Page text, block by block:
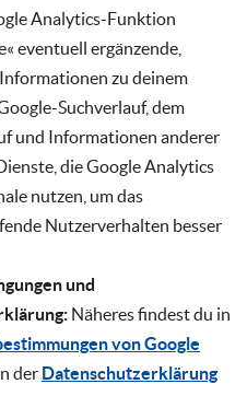
Analytics-Funktion
eventuell ergänzende,
zu deinem
Suchverlauf, dem
und Informationen anderer
die Google Analytics
nutzen, um das
Nutzerverhalten besser
und
Näheres findest du in
von Google
der Datenschutzerklärung